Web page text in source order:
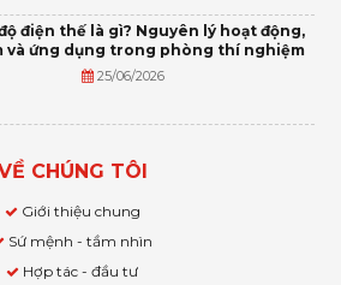
điện thế là gì? Nguyên lý hoạt động,
và ứng dụng trong phòng thí nghiệm
25/06/2026
CHÚNG TÔI
Giới thiệu chung
Sứ mệnh - tầm nhìn
Hợp tác - đầu tư